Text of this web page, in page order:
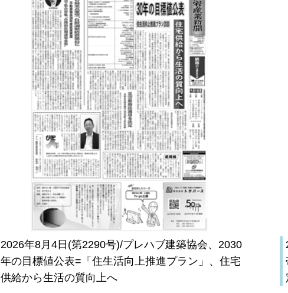
2026年8月4日(第2290号)/プレハブ建築協会、2030
年の目標値公表=「住生活向上推進プラン」、住宅
供給から生活の質向上へ